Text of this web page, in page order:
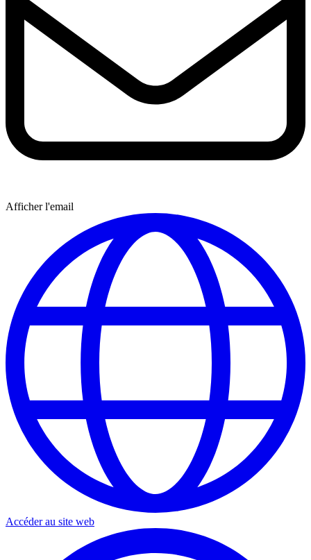
Afficher l'email
Accéder au site web